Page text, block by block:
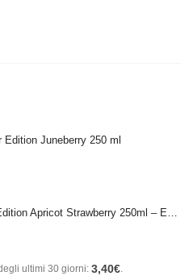
Edition Juneberry 250 ml
ultimi 30 giorni: 3,40€